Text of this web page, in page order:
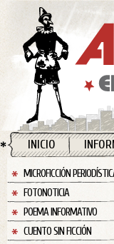
INICIO
MICROFICCIÓN
FOTONOTICIA
POEMA INFORMATIVO
CUENTO SIN FICCIÓN